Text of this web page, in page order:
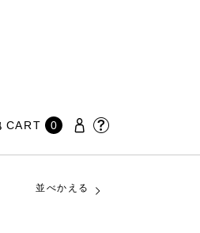
CART 0
並べかえる